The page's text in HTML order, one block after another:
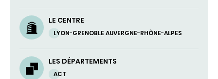
LE CENTRE
LYON-GRENOBLE AUVERGNE-RHÔNE-ALPES
LES DÉPARTEMENTS
ACT